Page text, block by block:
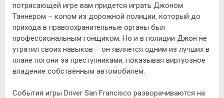
потрясающей игре вам придется играть Джоном
Таннером – копом из дорожной полиции, который до
прихода в правоохранительные органы был
профессиональным гонщиком. Но и в полиции Джон не
утратил своих навыков – он является одним из лучших в
плане погони за преступниками, показывая виртуозное
владение собственным автомобилем.
События игры Driver San Francisco разворачиваются на